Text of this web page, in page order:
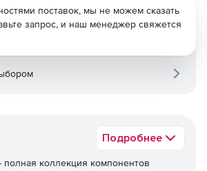
Подробнее
полная коллекция компонентов
поставок, мы не можем сказать
запрос, и наш менеджер свяжется